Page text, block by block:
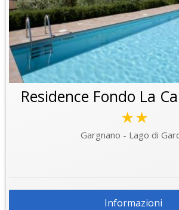
Residence Fondo La
★★
Gargnano - Lago di
Informazioni